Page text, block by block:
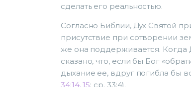
сделать его реальностью.
Согласно Библии, Дух Святой
присутствие при сотворении
же она поддерживается. Когда
сказано, что, если бы Бог
дыхание ее, вдруг погибла бы
34:14, 15; ср. 33:4).